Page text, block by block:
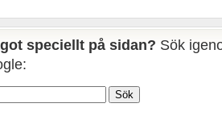
speciellt på sidan? Sök